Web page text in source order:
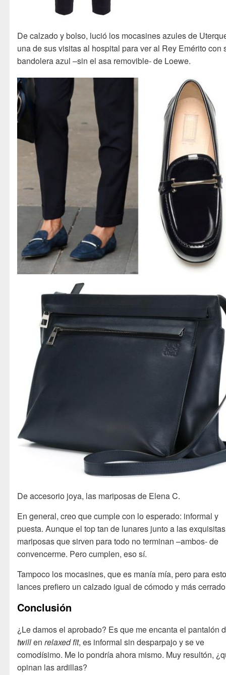
De calzado y bolso, lució los mocasines azules de
una de sus visitas al hospital para ver al Rey Emérito con
bandolera azul –sin el asa removible- de Loewe.
De accesorio joya, las mariposas de Elena C.
En general, creo que cumple con lo esperado: informal y
puesta. Aunque el top tan de lunares junto a las exquisitas
mariposas que sirven para todo no terminan –ambos- de
convencerme. Pero cumplen, eso sí.
Tampoco los mocasines, que es manía mía, pero para
lances prefiero un calzado igual de cómodo y más
Conclusión
¿Le damos el aprobado? Es que me encanta el pantalón
twillenrelaxed fit, es informal sin desparpajo y se ve
comodísimo. Me lo pondría ahora mismo. Muy resultón,
opinan las ardillas?